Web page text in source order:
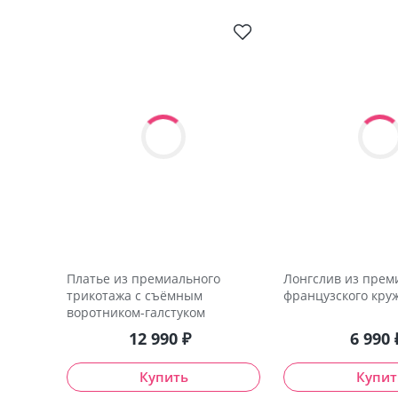
Платье из премиального
трикотажа с съёмным
воротником-галстуком
12 990 ₽
Лонгслив из
французского
6 990